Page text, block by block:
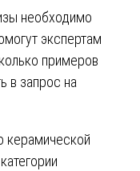
необходимо
экспертам
примеров
в запрос на
керамической